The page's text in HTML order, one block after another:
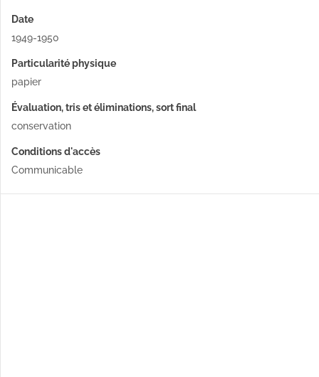
Date
1949-1950
Particularité physique
papier
Évaluation, tris et éliminations, sort final
conservation
Conditions d'accès
Communicable